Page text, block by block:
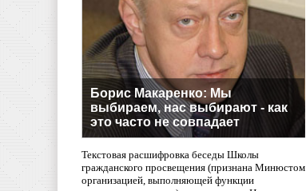
Борис Макаренко: Мы
выбираем, нас выбирают - как
это часто не совпадает
Текстовая расшифровка беседы Школы
гражданского просвещения (признана Минюстом
организацией, выполняющей функции